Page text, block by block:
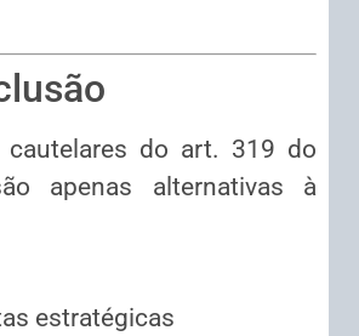
cautelares do art. 319 do
apenas alternativas à
estratégicas